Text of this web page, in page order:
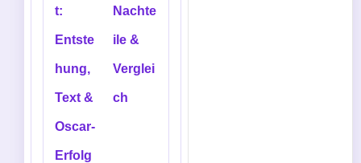
t:
Entste
hung,
Text &
Oscar-
Erfolg
Nachte
ile &
Verglei
ch